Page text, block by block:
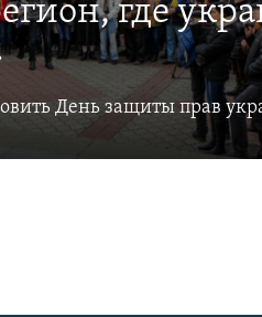
где
День защиты прав